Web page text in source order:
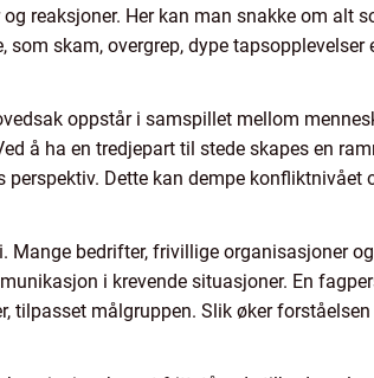
reaksjoner. Her kan man snakke om alt
skam, overgrep, dype
oppstår i samspillet mellom
å ha en tredjepart til stede skapes en
Dette kan dempe konfliktnivået
bedrifter, frivillige organisasjoner
i krevende situasjoner. En
målgruppen. Slik øker